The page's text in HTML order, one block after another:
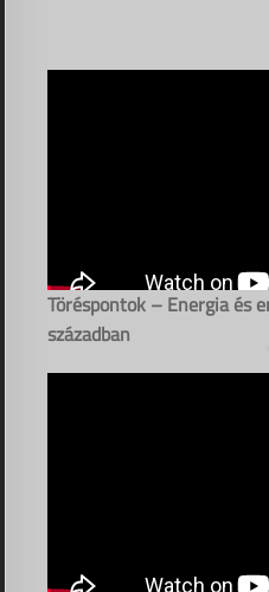
Töréspontok – Energia és
században